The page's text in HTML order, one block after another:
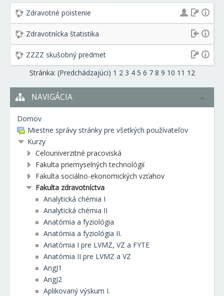
Zdravotné poistenie
Zdravotnícka štatistika
ZZZZ skušobný predmet
Stránka: (Predchádzajúci) 1 2 3 4 5 6 7 8 9 10 11 12
NAVIGÁCIA
Domov
Miestne správy stránky pre všetkých používateľov
Kurzy
Celouniverzitné pracoviská
Fakulta priemyselných technológií
Fakulta sociálno-ekonomických vzťahov
Fakulta zdravotníctva
Analytická chémia I
Analytická chémia II
Anatómia a fyziológia
Anatómia a fyziológia II.
Anatómia I pre LVMZ, VZ a FYTE
Anatómia II pre LVMZ a VZ
AngJ1
AngJ2
Aplikovaný výskum I.